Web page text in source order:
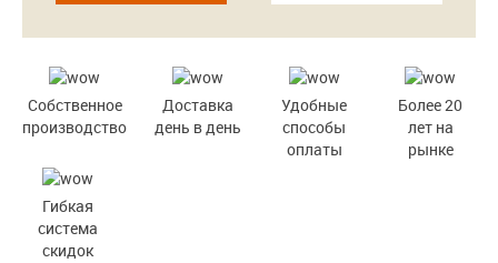
Собственное
производство
Доставка
день в день
Удобные
способы
оплаты
Более 20
лет на
рынке
Гибкая
система
скидок